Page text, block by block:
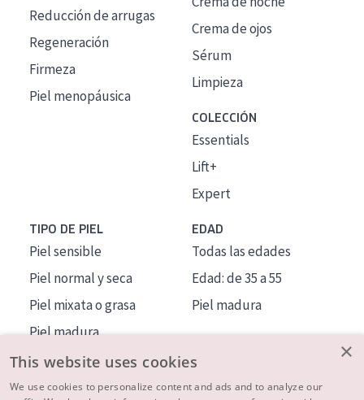
Reducción de arrugas
Regeneración
Firmeza
Piel menopáusica
Crema de ojos
Sérum
Limpieza
COLECCIÓN
Essentials
Lift+
Expert
TIPO DE PIEL
Piel sensible
Piel normal y seca
Piel mixata o grasa
Piel madura
Piel expuesta al sol
Piel menopáusica
EDAD
Todas las edades
Edad: de 35 a 55
Piel madura
×
This website uses cookies
We use cookies to personalize content and ads and to analyze our